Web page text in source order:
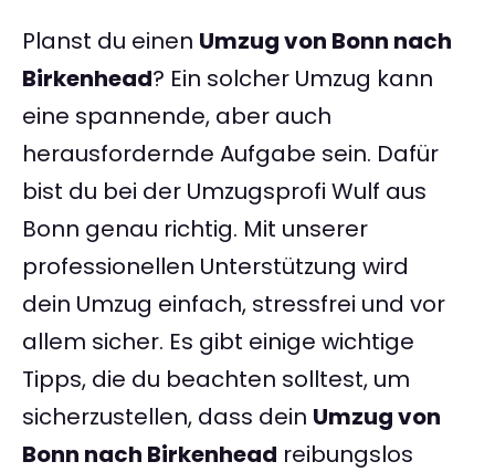
Planst du einen Umzug von Bonn nach
Birkenhead? Ein solcher Umzug kann
eine spannende, aber auch
herausfordernde Aufgabe sein. Dafür
bist du bei der Umzugsprofi Wulf aus
Bonn genau richtig. Mit unserer
professionellen Unterstützung wird
dein Umzug einfach, stressfrei und vor
allem sicher. Es gibt einige wichtige
Tipps, die du beachten solltest, um
sicherzustellen, dass dein Umzug von
Bonn nach Birkenhead reibungslos